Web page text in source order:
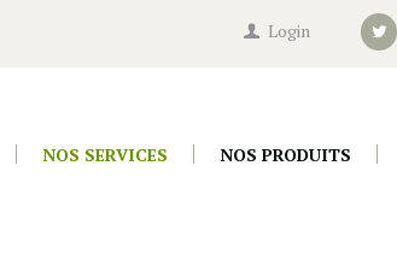
Login
NOS SERVICES NOS PRODUITS